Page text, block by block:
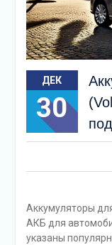
ДЕК
30
Аккумуляторы
АКБ для
указаны